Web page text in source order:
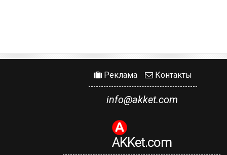
Реклама Контакты
info@akket.com
AKKet.com